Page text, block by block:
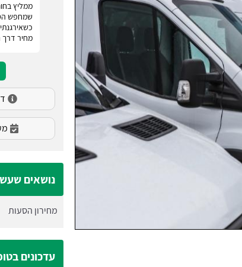
ממליץ
שמחפש
מחיר
רוצה להודות לטופ הסעות אשר סיפקו לנו שירות
השכרת מיניבוס לחתונה. אם אתם מחפשים הסעות
לאירועים! רק טופ הסעות. הם מעניקים מספר הצעות
מחיר ומאפשרים לכם להשוות, פשוט מעולה.
נושאים
מחירון הסעות
עדכונים